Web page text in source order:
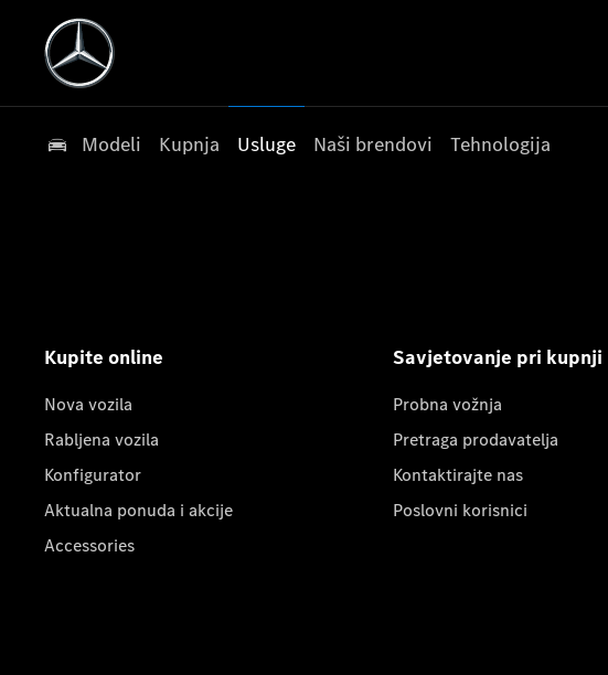
Modeli Kupnja Usluge Naši brendovi Tehnologija
Kupite online
Nova vozila
Rabljena vozila
Konfigurator
Aktualna ponuda i akcije
Accessories
Savjetovanje pri kupnji
Probna vožnja
Pretraga prodavatelja
Kontaktirajte nas
Poslovni korisnici